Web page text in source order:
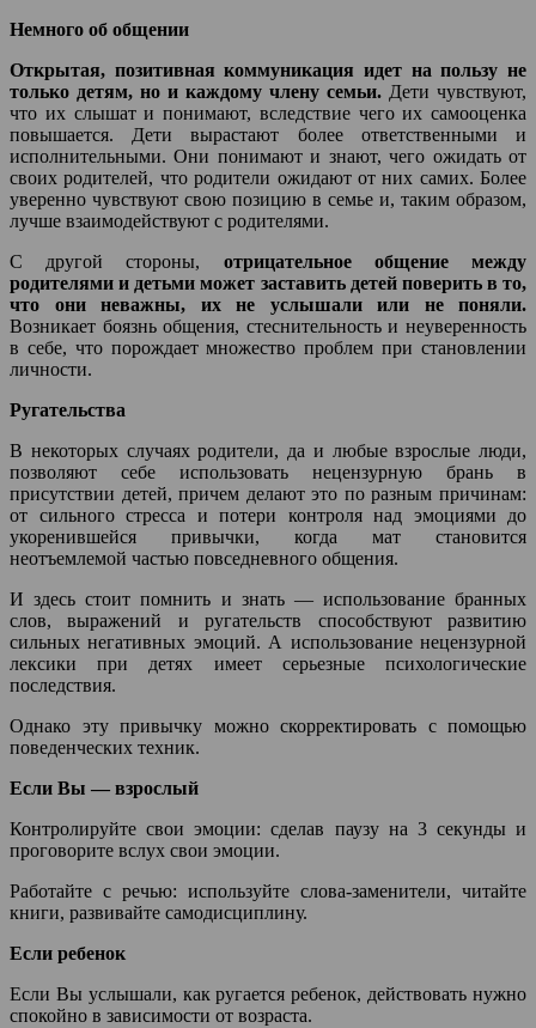
Немного об общении
Открытая, позитивная коммуникация идет на пользу не
только детям, но и каждому члену семьи. Дети чувствуют,
что их слышат и понимают, вследствие чего их самооценка
повышается. Дети вырастают более ответственными и
исполнительными. Они понимают и знают, чего ожидать от
своих родителей, что родители ожидают от них самих. Более
уверенно чувствуют свою позицию в семье и, таким образом,
лучше взаимодействуют с родителями.
С другой стороны, отрицательное общение между
родителями и детьми может заставить детей поверить в то,
что они неважны, их не услышали или не поняли.
Возникает боязнь общения, стеснительность и неуверенность
в себе, что порождает множество проблем при становлении
личности.
Ругательства
В некоторых случаях родители, да и любые взрослые люди,
позволяют себе использовать нецензурную брань в
присутствии детей, причем делают это по разным причинам:
от сильного стресса и потери контроля над эмоциями до
укоренившейся привычки, когда мат становится
неотъемлемой частью повседневного общения.
И здесь стоит помнить и знать — использование бранных
слов, выражений и ругательств способствуют развитию
сильных негативных эмоций. А использование нецензурной
лексики при детях имеет серьезные психологические
последствия.
Однако эту привычку можно скорректировать с помощью
поведенческих техник.
Если Вы — взрослый
Контролируйте свои эмоции: сделав паузу на 3 секунды и
проговорите вслух свои эмоции.
Работайте с речью: используйте слова-заменители, читайте
книги, развивайте самодисциплину.
Если ребенок
Если Вы услышали, как ругается ребенок, действовать нужно
спокойно в зависимости от возраста.